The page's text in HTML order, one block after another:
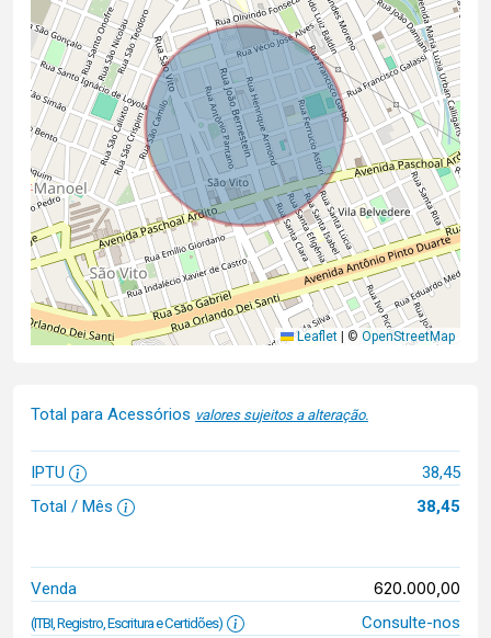
Leaflet © OpenStreetMap
Total para Acessórios valores sujeitos a alteração.
IPTU
38,45
Total / Mês
38,45
Venda 620.000,00
(ITBI, Registro, Escritura e Certidões) Consulte-nos